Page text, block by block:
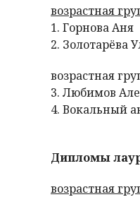
возрастная
1. Горнова Аня
2. Золотарёва
возрастная
3. Любимов
4. Вокальный
Дипломы
возрастная